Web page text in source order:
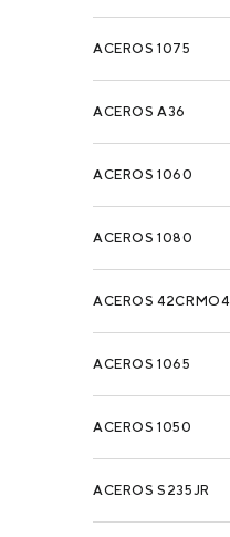
ACEROS 1075
ACEROS A36
ACEROS 1060
ACEROS 1080
ACEROS 42CRMO4
ACEROS 1065
ACEROS 1050
ACEROS S235JR